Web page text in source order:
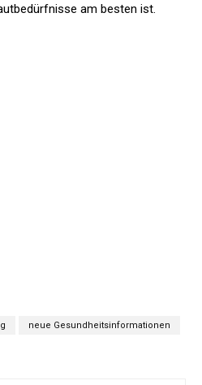
am besten ist.
neue Gesundheitsinformationen